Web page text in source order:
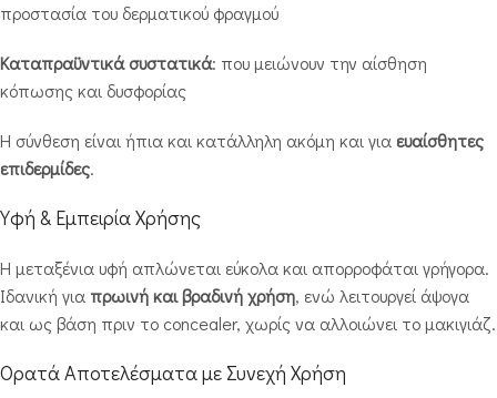
προστασία του δερματικού φραγμού
Καταπραϋντικά συστατικά: που μειώνουν την αίσθηση
κόπωσης και δυσφορίας
Η σύνθεση είναι ήπια και κατάλληλη ακόμη και για ευαίσθητες
επιδερμίδες.
Υφή & Εμπειρία Χρήσης
Η μεταξένια υφή απλώνεται εύκολα και απορροφάται γρήγορα.
Ιδανική για πρωινή και βραδινή χρήση, ενώ λειτουργεί άψογα
και ως βάση πριν το concealer, χωρίς να αλλοιώνει το μακιγιάζ.
Ορατά Αποτελέσματα με Συνεχή Χρήση